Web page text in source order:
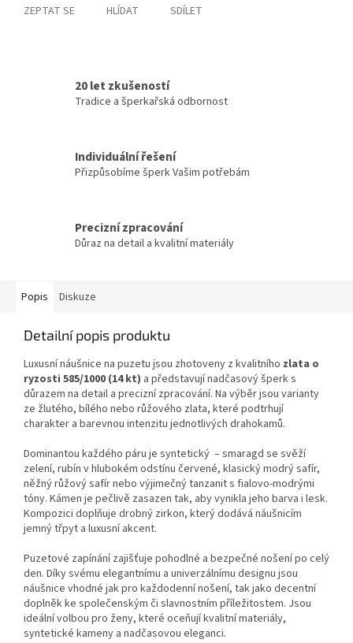
ZEPTAT SE HLÍDAT SDÍLET
20 let zkušeností
Tradice a šperkařská odbornost
Individuální řešení
Přizpůsobíme šperk Vašim potřebám
Precizní zpracování
Důraz na detail a kvalitní materiály
Popis Diskuze
Detailní popis produktu
Luxusní náušnice na puzetu jsou zhotoveny z kvalitního zlata o
ryzosti 585/1000 (14 kt) a představují nadčasový šperk s
důrazem na detail a precizní zpracování. Na výběr jsou varianty
ze žlutého, bílého nebo růžového zlata, které podtrhují
charakter a barevnou intenzitu jednotlivých drahokamů.
Dominantou každého páru je syntetický – smaragd se svěží
zelení, rubín v hlubokém odstínu červené, klasický modrý safír,
něžný růžový safír nebo výjimečný tanzanit s fialovo-modrými
tóny. Kámen je pečlivě zasazen tak, aby vynikla jeho barva i lesk.
Kompozici doplňuje drobný zirkon, který dodává náušnicím
jemný třpyt a luxusní akcent.
Puzetové zapínání zajišťuje pohodlné a bezpečné nošení po celý
den. Díky svému elegantnímu a univerzálnímu designu jsou
náušnice vhodné jak pro každodenní nošení, tak jako decentní
doplněk ke společenským či slavnostním příležitostem. Jsou
ideální volbou pro ženy, které oceňují kvalitní materiály,
syntetické kameny a nadčasovou eleganci.